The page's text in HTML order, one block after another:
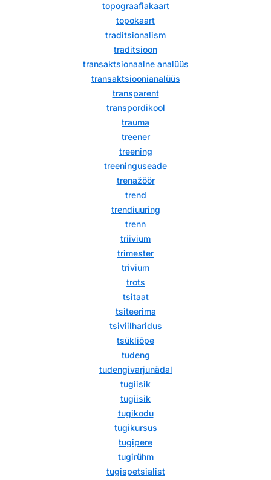
topograafiakaart
topokaart
traditsionalism
traditsioon
transaktsionaalne analüüs
transaktsioonianalüüs
transparent
transpordikool
trauma
treener
treening
treeninguseade
trenažöör
trend
trendiuuring
trenn
triivium
trimester
trivium
trots
tsitaat
tsiteerima
tsiviilharidus
tsükliõpe
tudeng
tudengivarjunädal
tugiisik
tugiisik
tugikodu
tugikursus
tugipere
tugirühm
tugispetsialist